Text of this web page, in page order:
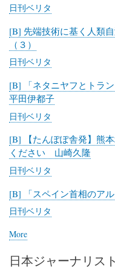
日刊ベリタ
[B] 先端技術に基く人類
（３）
日刊ベリタ
[B] 「ネタニヤフとトラ
平田伊都子
日刊ベリタ
[B] 【たんぽぽ舎発】熊
ください 山崎久隆
日刊ベリタ
[B] 「スペイン首相のア
日刊ベリタ
More
日
日本ジャーナリス